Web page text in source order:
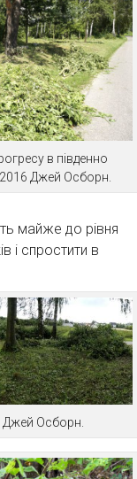
в південно
Джей Осборн.
майже до рівня
і спростити в
Джей Осборн.